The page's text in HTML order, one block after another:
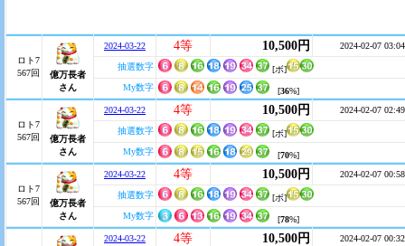
ロト7
567回
億万長者
さん
2024-03-22 4等 10,500円 2024-02-07 03:04
抽選数字
[ボ]
My数字
[36%]
ロト7
567回
億万長者
さん
2024-03-22 4等 10,500円 2024-02-07 02:49
抽選数字
[ボ]
My数字
[70%]
ロト7
567回
億万長者
さん
2024-03-22 4等 10,500円 2024-02-07 00:58
抽選数字
[ボ]
My数字
[78%]
2024-03-22 4等 10,500円 2024-02-07 00:32